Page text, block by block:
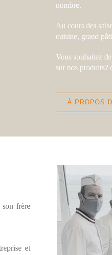
nombre.
Au cours des
cuisine, grand
Vous souhaitez
sur nos produits?
À PROPOS
son frère
et